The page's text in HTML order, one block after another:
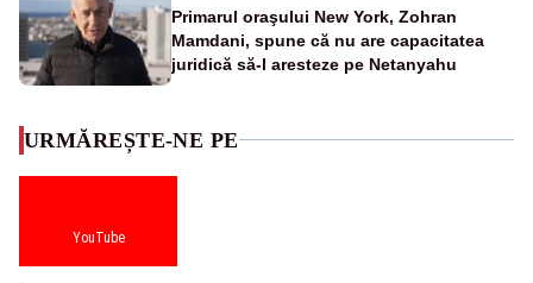
Primarul oraşului New York, Zohran
Mamdani, spune că nu are capacitatea
juridică să-l aresteze pe Netanyahu
URMĂREȘTE-NE PE
YouTube